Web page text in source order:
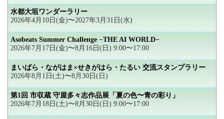
水都大垣ワンダーラリー
2026年4月10日(金)〜2027年3月31日(水)
Asobeats Summer Challenge −THE AI WORLD−
2026年7月17日(金)〜8月16日(日) 9:00〜17:00
まいばら・ながはま×せきがはら・たるい 交流スタンプラリー
2026年8月1日(土)〜8月30日(日)
第1回 市収蔵 守屋多々志作品展「夏の色〜青の彩り」
2026年7月18日(土)〜8月30日(日) 9:00〜17:00